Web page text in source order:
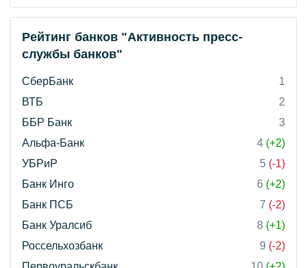
Рейтинг банков "Активность пресс-
службы банков"
СберБанк
1
ВТБ
2
ББР Банк
3
Альфа-Банк
4 (+2)
УБРиР
5 (-1)
Банк Инго
6 (+2)
Банк ПСБ
7 (-2)
Банк Уралсиб
8 (+1)
Россельхозбанк
9 (-2)